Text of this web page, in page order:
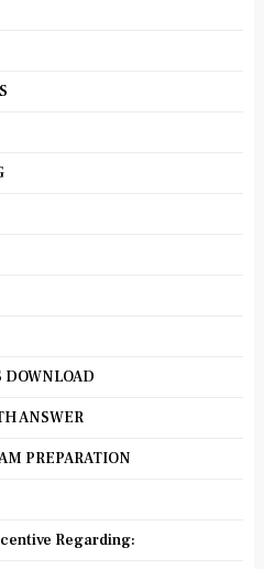
DOWNLOAD
ANSWER
PREPARATION
Regarding: